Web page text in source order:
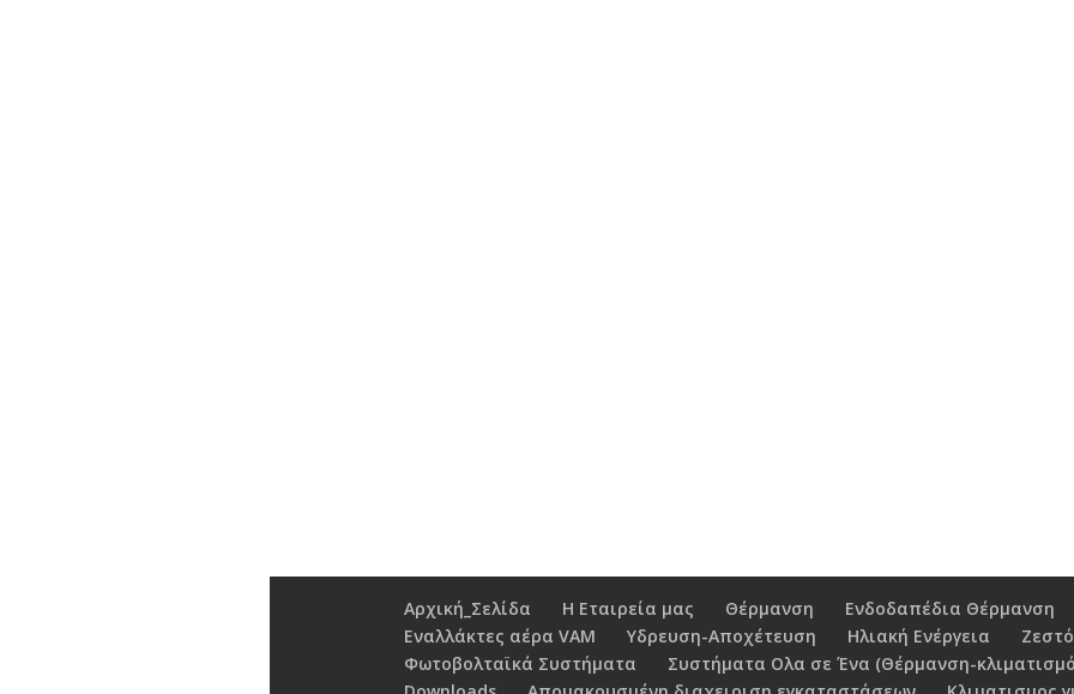
Αρχική_Σελίδα Η Εταιρεία μας Θέρμανση Ενδοδαπέδια Θέρμανση
Εναλλάκτες αέρα VAM
Υδρευση-Αποχέτευση Ηλιακή Ενέργεια
Φωτοβολταϊκά Συστήματα
Συστήματα Ολα σε Ένα (Θέρμανση-